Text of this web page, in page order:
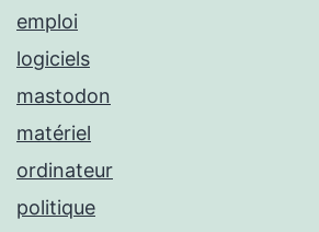
emploi
logiciels
mastodon
matériel
ordinateur
politique